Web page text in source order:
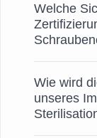
Welche
Wie wird
unseres